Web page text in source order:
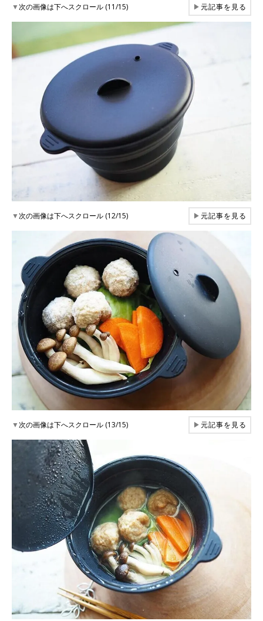
▼次の画像は下へスクロール (11/15) ▶元記事を見る
▼次の画像は下へスクロール (12/15) ▶元記事を見る
▼次の画像は下へスクロール (13/15) ▶元記事を見る